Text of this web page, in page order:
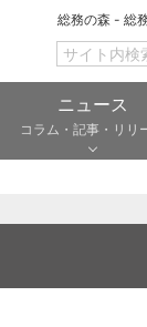
総務の森 - 総
ニュース
コラム・記事・リリ